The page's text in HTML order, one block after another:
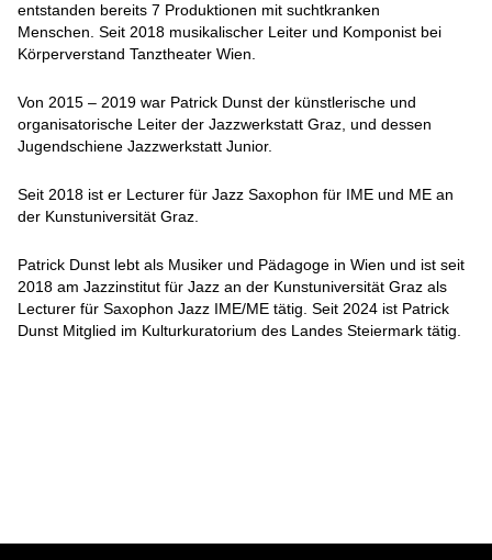
entstanden bereits 7 Produktionen mit suchtkranken
Menschen. Seit 2018 musikalischer Leiter und Komponist bei
Körperverstand Tanztheater Wien.
Von 2015 – 2019 war Patrick Dunst der künstlerische und
organisatorische Leiter der Jazzwerkstatt Graz, und dessen
Jugendschiene Jazzwerkstatt Junior.
Seit 2018 ist er Lecturer für Jazz Saxophon für IME und ME an
der Kunstuniversität Graz.
Patrick Dunst lebt als Musiker und Pädagoge in Wien und ist seit
2018 am Jazzinstitut für Jazz an der Kunstuniversität Graz als
Lecturer für Saxophon Jazz IME/ME tätig. Seit 2024 ist Patrick
Dunst Mitglied im Kulturkuratorium des Landes Steiermark tätig.